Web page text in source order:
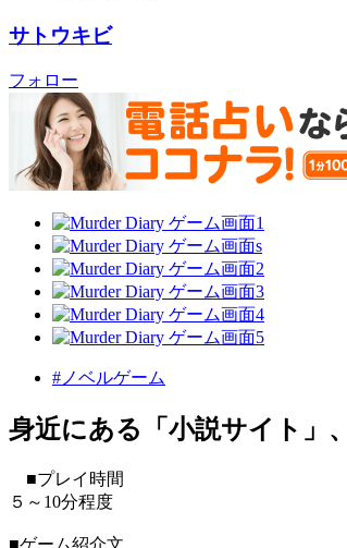
サトウキビ
フォロー
#ノベルゲーム
身近にある「小説サイト」
■プレイ時間
５～10分程度
■ゲーム紹介文